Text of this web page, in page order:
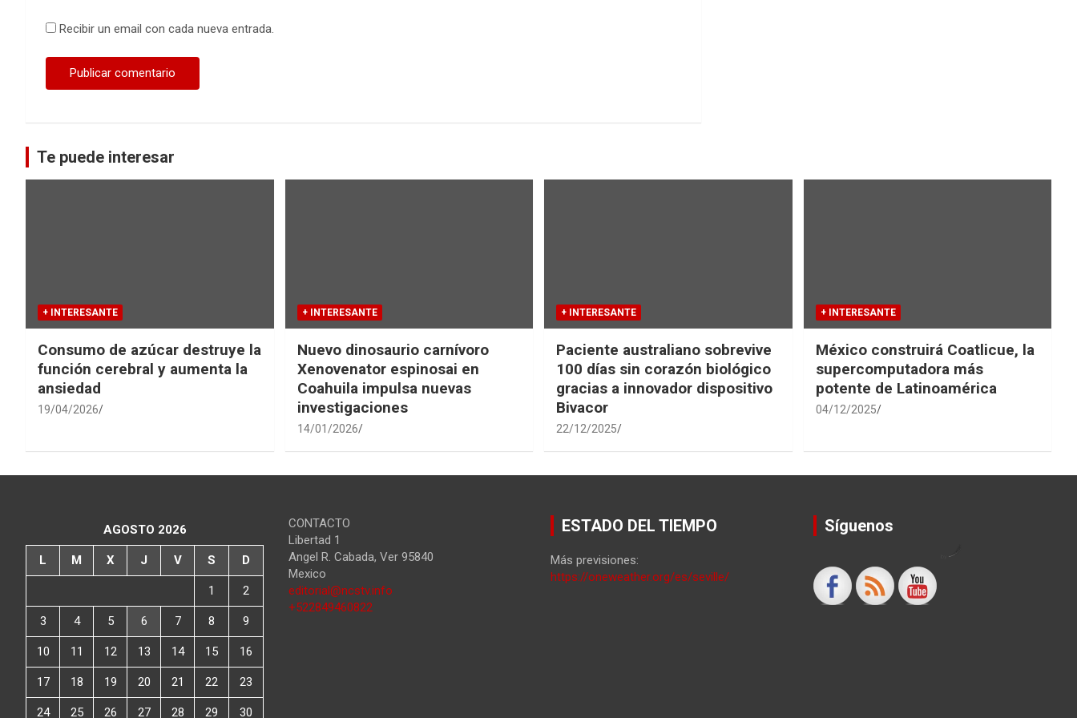
Recibir un email con cada nueva entrada.
Te puede interesar
+ INTERESANTE
Consumo de azúcar destruye la
función cerebral y aumenta la
ansiedad
19/04/2026
+ INTERESANTE
Nuevo dinosaurio carnívoro
Xenovenator espinosai en
Coahuila impulsa nuevas
investigaciones
14/01/2026
+ INTERESANTE
Paciente australiano sobrevive
100 días sin corazón biológico
gracias a innovador dispositivo
Bivacor
22/12/2025
+ INTERESANTE
México construirá Coatlicue, la
supercomputadora más
potente de Latinoamérica
04/12/2025
AGOSTO 2026
L M X J V S D
1 2
3 4 5 6 7 8 9
10 11 12 13 14 15 16
17 18 19 20 21 22 23
24 25 26 27 28 29 30
CONTACTO
Libertad 1
Angel R. Cabada, Ver 95840
Mexico
editorial@ncstv.info
+522849460822
ESTADO DEL TIEMPO
Más previsiones:
https://oneweather.org/es/seville/
Síguenos